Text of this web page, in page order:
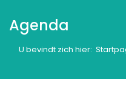
Agenda
U bevindt zich hier: